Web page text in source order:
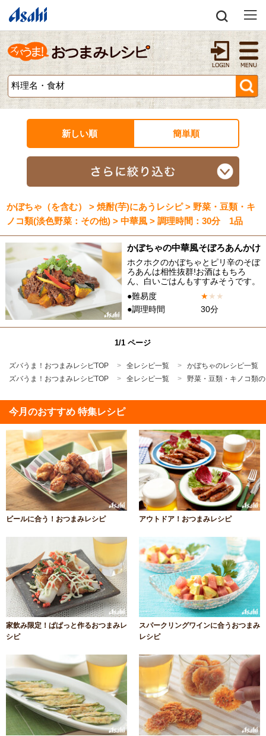
新しい順 簡単順
かぼちゃ（を含む） > 焼酎(芋)にあうレシピ > 野菜・豆類・キ
ノコ類(淡色野菜：その他) > 中華風 > 調理時間：30分 1品
かぼちゃの中華風そぼろあんかけ
ホクホクのかぼちゃとピリ辛のそぼ
ろあんは相性抜群!お酒はもちろ
ん、白いごはんもすすみそうです。
●難易度
★★ ★
●調理時間
30分
1/1 ページ
ズバうま！おつまみレシピTOP 全レシピ一覧
かぼちゃのレシピ一覧
ズバうま！おつまみレシピTOP
全レシピ一覧 野菜・豆類・キノコ類
今月のおすすめ 特集レシピ
ビールに合う！おつまみレシピ アウトドア！おつまみレシピ
家飲み限定！ぱぱっと作るおつまみレ
シピ
スパークリングワインに合うおつまみ
レシピ